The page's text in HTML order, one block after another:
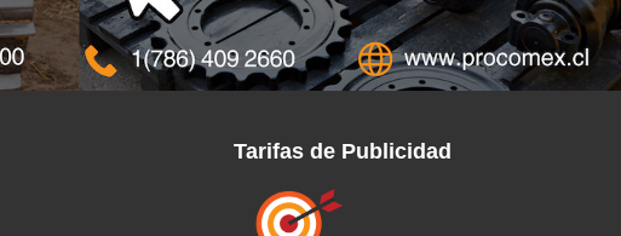
Tarifas de Publicidad